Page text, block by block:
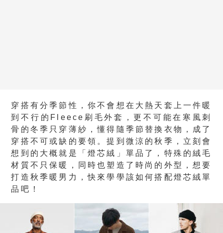
穿搭有分季節性，你不會想在大熱天套上一件暖
到不行的Fleece刷毛外套，更不可能在寒風刺
骨的冬季只穿薄紗，懂得隨季節替換衣物，成了
穿搭不可或缺的要領。提到微涼的秋季，立刻會
想到的大概就是「燈芯絨」單品了，特殊的絨毛
材質不只保暖，同時也塑造了時尚的外型，想要
打造秋季暖男力，快來學學該如何搭配燈芯絨單
品吧！